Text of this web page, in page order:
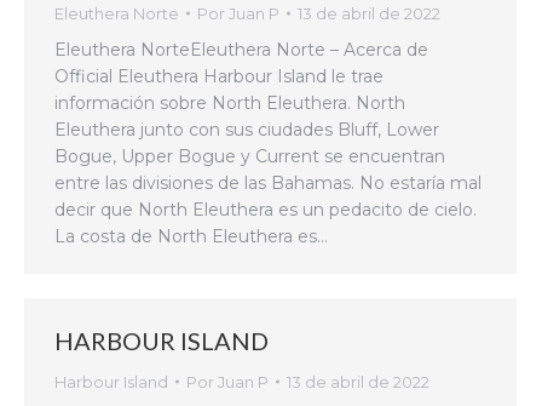
Eleuthera Norte PorJuan P 13 de abril de 2022
Eleuthera NorteEleuthera Norte – Acerca de
Official Eleuthera Harbour Island le trae
información sobre North Eleuthera. North
Eleuthera junto con sus ciudades Bluff, Lower
Bogue, Upper Bogue y Current se encuentran
entre las divisiones de las Bahamas. No estaría mal
decir que North Eleuthera es un pedacito de cielo.
La costa de North Eleuthera es…
HARBOUR ISLAND
Harbour Island PorJuan P 13 de abril de 2022